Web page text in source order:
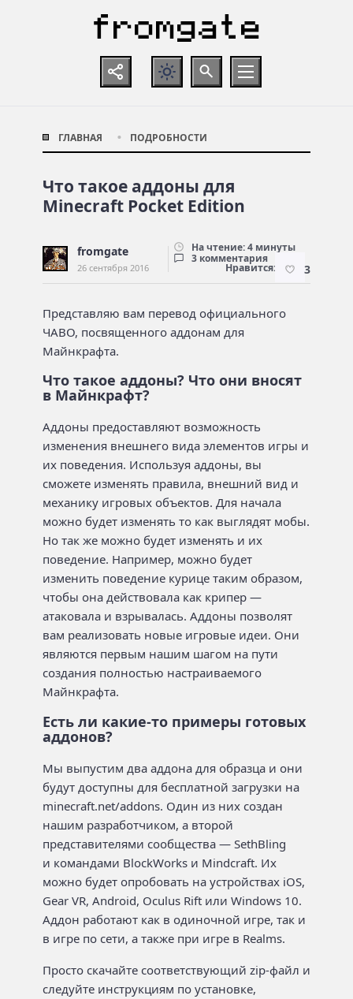
ГЛАВНАЯ ПОДРОБНОСТИ
Что такое аддоны для
Minecraft Pocket Edition
fromgate
26 сентября 2016
На чтение: 4 минуты
3 комментария
Нравится: 3
Представляю вам перевод официального
ЧАВО, посвященного аддонам для
Майнкрафта.
Что такое аддоны? Что они вносят
в Майнкрафт?
Аддоны предоставляют возможность
изменения внешнего вида элементов игры и
их поведения. Используя аддоны, вы
сможете изменять правила, внешний вид и
механику игровых объектов. Для начала
можно будет изменять то как выглядят мобы.
Но так же можно будет изменять и их
поведение. Например, можно будет
изменить поведение курице таким образом,
чтобы она действовала как крипер —
атаковала и взрывалась. Аддоны позволят
вам реализовать новые игровые идеи. Они
являются первым нашим шагом на пути
создания полностью настраиваемого
Майнкрафта.
Есть ли какие-то примеры готовых
аддонов?
Мы выпустим два аддона для образца и они
будут доступны для бесплатной загрузки на
minecraft.net/addons. Один из них создан
нашим разработчиком, а второй
представителями сообщества — SethBling
и командами BlockWorks и Mindcraft. Их
можно будет опробовать на устройствах iOS,
Gear VR, Android, Oculus Rift или Windows 10.
Аддон работают как в одиночной игре, так и
в игре по сети, а также при игре в Realms.
Просто скачайте соответствующий zip-файл и
следуйте инструкциям по установке,